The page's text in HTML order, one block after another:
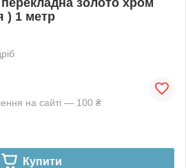
) 1 метр
на сайті — 100 ₴
Купити